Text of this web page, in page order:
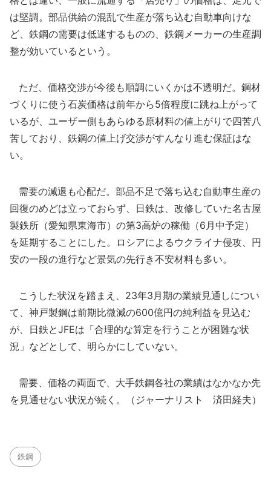
は堅調。部品供給の混乱で生産が落ち込む自動車向けな
ど、鉄鋼の需要は低迷するものの、鉄鋼メーカーの生産調
整が効いているという。
ただ、価格交渉が今後も順調にいくかは不透明だ。鋼材
づくりに使う石炭価格は前年から5倍程度に跳ね上がって
いるが、ユーザー側もあらゆる原材料の値上がりで四苦八
苦しており、鉄鋼の値上げ交渉がすんなり進む保証はな
い。
需要の減退も心配だ。部品不足で落ち込む自動車生産の
回復のめどは立っておらず、日鉄は、改修していた名古屋
製鉄所（愛知県東海市）の第3高炉の稼働（6月中予定）
を延期することにした。ロシアによるウクライナ侵攻、円
安の一段の進行など景気の先行き不安材料も多い。
こうした状況を踏まえ、23年3月期の業績見通しについ
て、神戸製鋼は前期比微減の600億円の純利益を見込む
が、日鉄とJFEは「合理的な算定を行うことが困難な状
況」などとして、明らかにしていない。
需要、価格の両面で、大手鉄鋼各社の業績はなかなか先
を見通せない状況が続く。（ジャーナリスト 済田経夫）
鉄鋼